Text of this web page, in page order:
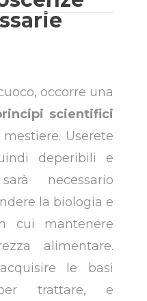
occorre una
scientifici
Userete
deperibili e
necessario
la biologia e
cui mantenere
alimentare.
le basi
trattare, e